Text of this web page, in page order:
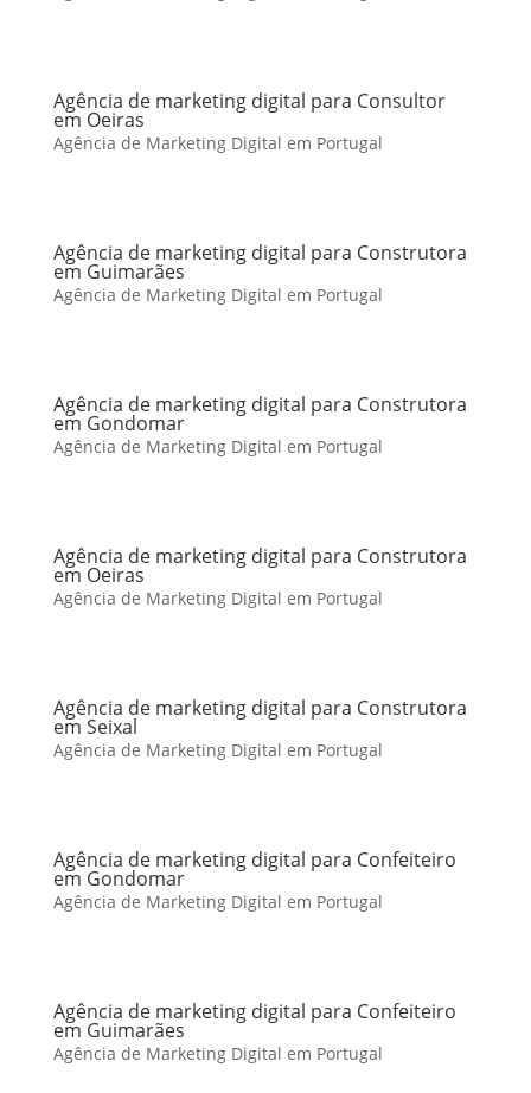
Agência de marketing digital para Consultor
em Oeiras
Agência de Marketing Digital em Portugal
Agência de marketing digital para Construtora
em Guimarães
Agência de Marketing Digital em Portugal
Agência de marketing digital para Construtora
em Gondomar
Agência de Marketing Digital em Portugal
Agência de marketing digital para Construtora
em Oeiras
Agência de Marketing Digital em Portugal
Agência de marketing digital para Construtora
em Seixal
Agência de Marketing Digital em Portugal
Agência de marketing digital para Confeiteiro
em Gondomar
Agência de Marketing Digital em Portugal
Agência de marketing digital para Confeiteiro
em Guimarães
Agência de Marketing Digital em Portugal